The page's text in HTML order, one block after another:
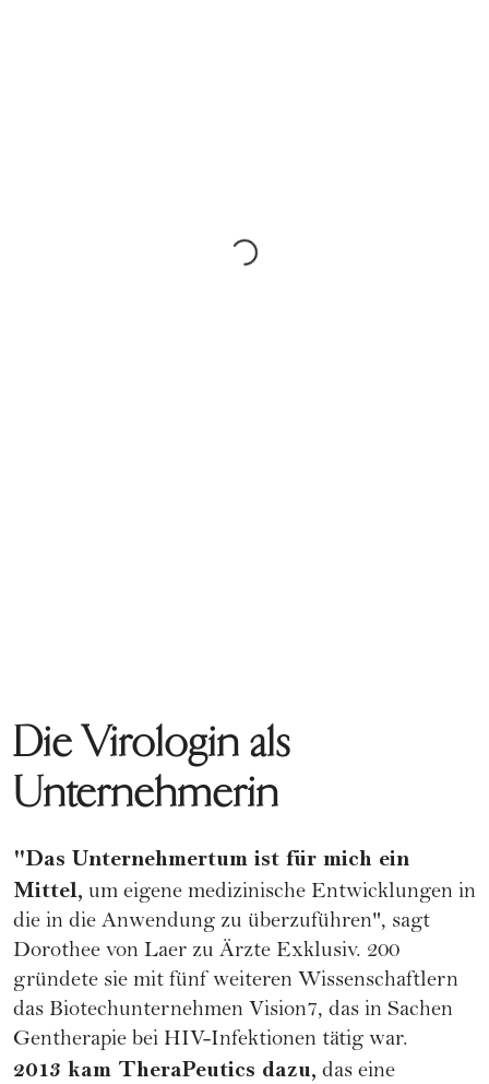
Die Virologin als
Unternehmerin
"Das Unternehmertum ist für mich ein
Mittel, um eigene medizinische Entwicklungen in
die in die Anwendung zu überzuführen", sagt
Dorothee von Laer zu Ärzte Exklusiv. 200
gründete sie mit fünf weiteren Wissenschaftlern
das Biotechunternehmen Vision7, das in Sachen
Gentherapie bei HIV-Infektionen tätig war.
2013 kam TheraPeutics dazu, das eine